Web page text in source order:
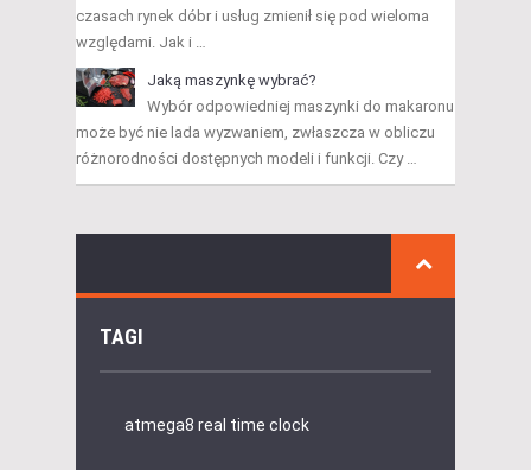
czasach rynek dóbr i usług zmienił się pod wieloma
względami. Jak i …
Jaką maszynkę wybrać?
Wybór odpowiedniej maszynki do makaronu
może być nie lada wyzwaniem, zwłaszcza w obliczu
różnorodności dostępnych modeli i funkcji. Czy …
TAGI
atmega8 real time clock